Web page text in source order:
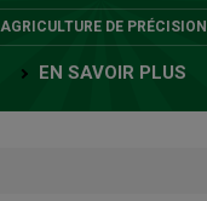
AGRICULTURE DE PRÉCISION
EN SAVOIR PLUS